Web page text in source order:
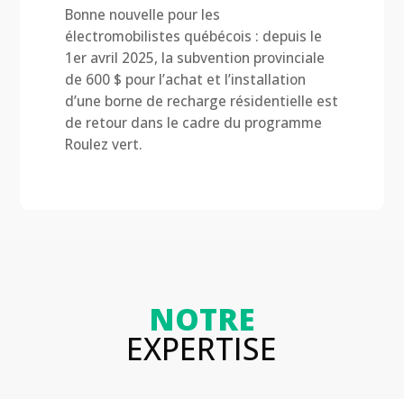
Bonne nouvelle pour les
électromobilistes québécois : depuis le
1er avril 2025, la subvention provinciale
de 600 $ pour l’achat et l’installation
d’une borne de recharge résidentielle est
de retour dans le cadre du programme
Roulez vert.
NOTRE
EXPERTISE